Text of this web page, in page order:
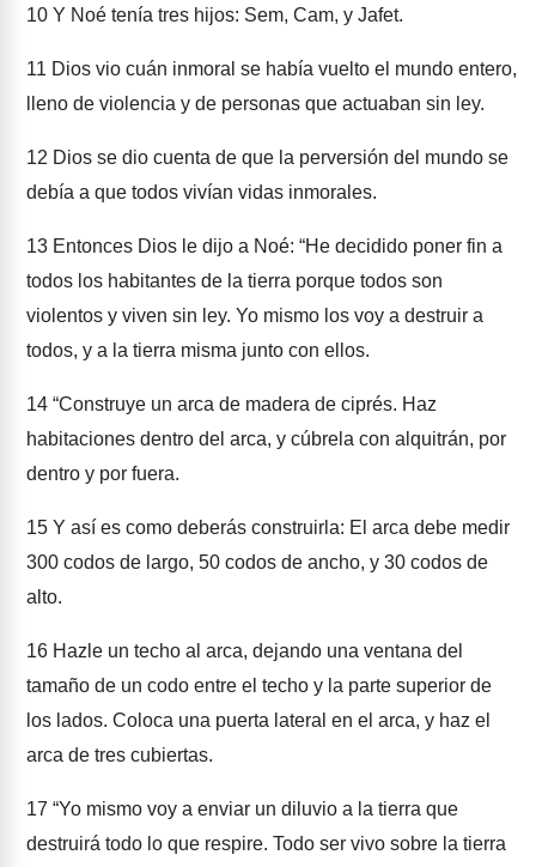
10 Y Noé tenía tres hijos: Sem, Cam, y Jafet.
11 Dios vio cuán inmoral se había vuelto el mundo entero,
lleno de violencia y de personas que actuaban sin ley.
12 Dios se dio cuenta de que la perversión del mundo se
debía a que todos vivían vidas inmorales.
13 Entonces Dios le dijo a Noé: “He decidido poner fin a
todos los habitantes de la tierra porque todos son
violentos y viven sin ley. Yo mismo los voy a destruir a
todos, y a la tierra misma junto con ellos.
14 “Construye un arca de madera de ciprés. Haz
habitaciones dentro del arca, y cúbrela con alquitrán, por
dentro y por fuera.
15 Y así es como deberás construirla: El arca debe medir
300 codos de largo, 50 codos de ancho, y 30 codos de
alto.
16 Hazle un techo al arca, dejando una ventana del
tamaño de un codo entre el techo y la parte superior de
los lados. Coloca una puerta lateral en el arca, y haz el
arca de tres cubiertas.
17 “Yo mismo voy a enviar un diluvio a la tierra que
destruirá todo lo que respire. Todo ser vivo sobre la tierra